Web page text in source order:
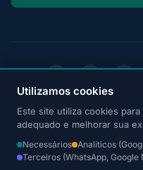
© 2026 Dr. Aurélio Arantes.
por QMIX Digital®
Política de
Utilizamos cookies
Este site utiliza cookies
adequado e melhorar sua
Necessários Analíticos
Terceiros (WhatsApp, Google